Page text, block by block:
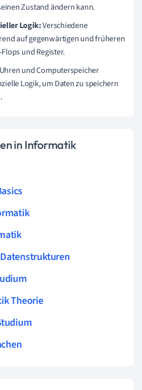
Zustand ändern kann.
Logik:Verschiedene
auf gegenwärtigen und früheren
und Register.
und Computerspeicher
Logik, um Daten zu speichern
in Informatik
Theorie